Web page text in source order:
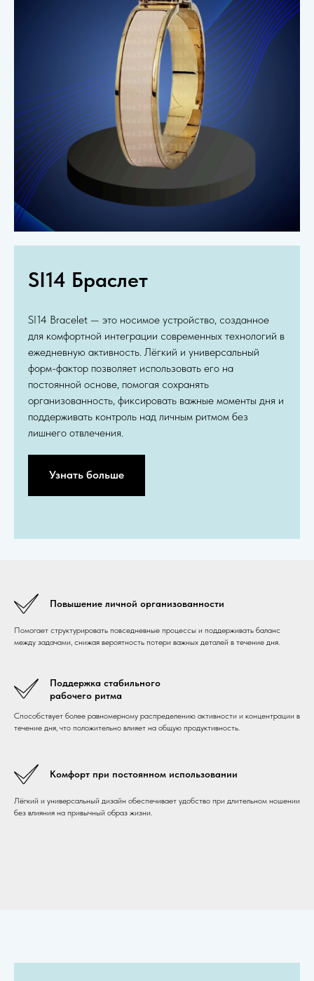
SI14 Браслет
SI14 Bracelet — это носимое устройство, созданное
для комфортной интеграции современных технологий в
ежедневную активность. Лёгкий и универсальный
форм-фактор позволяет использовать его на
постоянной основе, помогая сохранять
организованность, фиксировать важные моменты дня и
поддерживать контроль над личным ритмом без
лишнего отвлечения.
Узнать больше
Повышение личной организованности
Помогает структурировать повседневные процессы и поддерживать баланс
между задачами, снижая вероятность потери важных деталей в течение дня.
Поддержка стабильного
рабочего ритма
Способствует более равномерному распределению активности и концентрации в
течение дня, что положительно влияет на общую продуктивность.
Комфорт при постоянном использовании
Лёгкий и универсальный дизайн обеспечивает удобство при длительном ношении
без влияния на привычный образ жизни.